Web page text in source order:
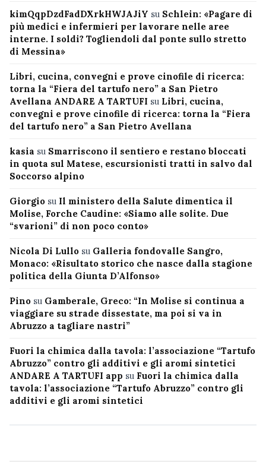
kimQqpDzdFadDXrkHWJAJiY su Schlein: «Pagare di
più medici e infermieri per lavorare nelle aree
interne. I soldi? Togliendoli dal ponte sullo stretto
di Messina»
Libri, cucina, convegni e prove cinofile di ricerca:
torna la “Fiera del tartufo nero” a San Pietro
Avellana ANDARE A TARTUFI su Libri, cucina,
convegni e prove cinofile di ricerca: torna la “Fiera
del tartufo nero” a San Pietro Avellana
kasia su Smarriscono il sentiero e restano bloccati
in quota sul Matese, escursionisti tratti in salvo dal
Soccorso alpino
Giorgio su Il ministero della Salute dimentica il
Molise, Forche Caudine: «Siamo alle solite. Due
“svarioni” di non poco conto»
Nicola Di Lullo su Galleria fondovalle Sangro,
Monaco: «Risultato storico che nasce dalla stagione
politica della Giunta D’Alfonso»
Pino su Gamberale, Greco: “In Molise si continua a
viaggiare su strade dissestate, ma poi si va in
Abruzzo a tagliare nastri”
Fuori la chimica dalla tavola: l’associazione “Tartufo
Abruzzo” contro gli additivi e gli aromi sintetici
ANDARE A TARTUFI app su Fuori la chimica dalla
tavola: l’associazione “Tartufo Abruzzo” contro gli
additivi e gli aromi sintetici